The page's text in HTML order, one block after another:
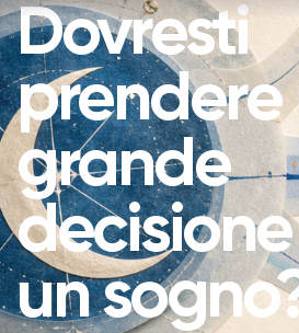
Dovresti
prendere
grande
un